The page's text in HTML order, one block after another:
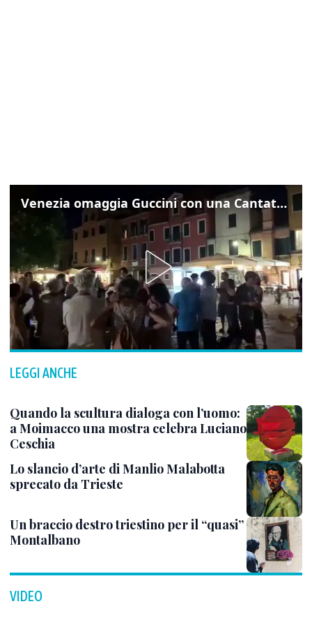
Venezia omaggia Guccini con una Cantata Anarchica in campo Santa Margherita
LEGGI ANCHE
Quando la scultura dialoga con l’uomo:
a Moimacco una mostra celebra Luciano
Ceschia
Lo slancio d’arte di Manlio Malabotta
sprecato da Trieste
Un braccio destro triestino per il “quasi”
Montalbano
VIDEO